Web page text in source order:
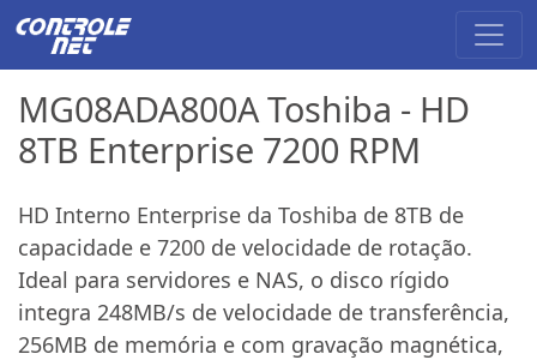
MG08ADA800A Toshiba - HD
8TB Enterprise 7200 RPM
HD Interno Enterprise da Toshiba de 8TB de
capacidade e 7200 de velocidade de rotação.
Ideal para servidores e NAS, o disco rígido
integra 248MB/s de velocidade de transferência,
256MB de memória e com gravação magnética,